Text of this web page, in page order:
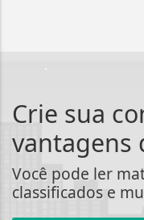
Crie sua
vantagens
Você pode ler
classificados e